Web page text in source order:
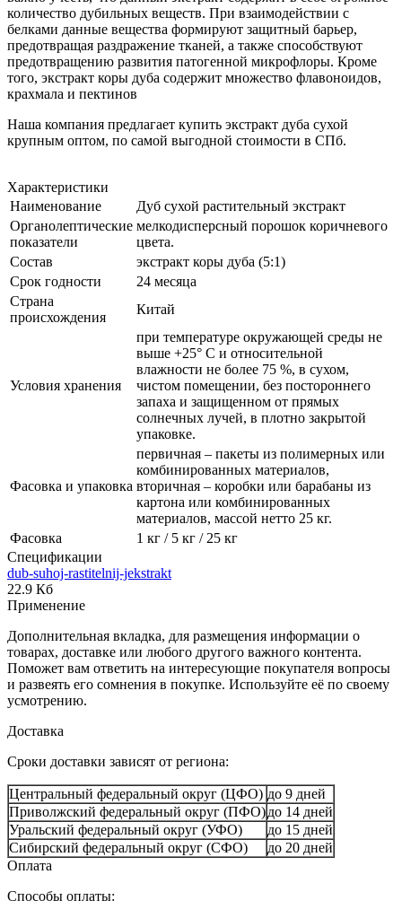
количество дубильных веществ. При взаимодействии с
белками данные вещества формируют защитный барьер,
предотвращая раздражение тканей, а также способствуют
предотвращению развития патогенной микрофлоры. Кроме
того, экстракт коры дуба содержит множество флавоноидов,
крахмала и пектинов
Наша компания предлагает купить экстракт дуба сухой
крупным оптом, по самой выгодной стоимости в СПб.
Характеристики
Наименование
Дуб сухой растительный экстракт
Органолептические
показатели
мелкодисперсный порошок коричневого
цвета.
Состав
экстракт коры дуба (5:1)
Срок годности
24 месяца
Страна
происхождения
Китай
Условия хранения
при температуре окружающей среды не
выше +25° С и относительной
влажности не более 75 %, в сухом,
чистом помещении, без постороннего
запаха и защищенном от прямых
солнечных лучей, в плотно закрытой
упаковке.
Фасовка и упаковка
первичная – пакеты из полимерных или
комбинированных материалов,
вторичная – коробки или барабаны из
картона или комбинированных
материалов, массой нетто 25 кг.
Фасовка
1 кг / 5 кг / 25 кг
Спецификации
dub-suhoj-rastitelnij-jekstrakt
22.9 Кб
Применение
Дополнительная вкладка, для размещения информации о
товарах, доставке или любого другого важного контента.
Поможет вам ответить на интересующие покупателя вопросы
и развеять его сомнения в покупке. Используйте её по своему
усмотрению.
Доставка
Сроки доставки зависят от региона:
Центральный федеральный округ (ЦФО) до 9 дней
Приволжский федеральный округ (ПФО)до 14 дней
Уральский федеральный округ (УФО)
до 15 дней
Сибирский федеральный округ (СФО)
до 20 дней
Оплата
Способы оплаты: